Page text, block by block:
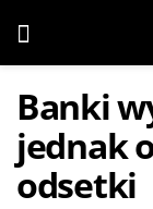
Banki
jednak
odsetki